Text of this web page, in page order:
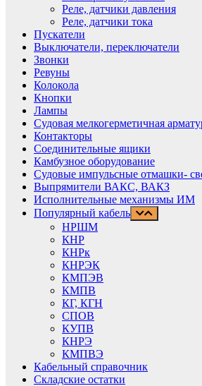
Реле, датчики давления
Реле, датчики тока
Пускатели
Выключатели, переключатели
Звонки
Ревуны
Колокола
Кнопки
Лампы
Судовая мелкогерметичная
Контакторы
Соединительные ящики
Камбузное оборудование
Судовые импульсные отмашки-
Выпрямители ВАКС, ВАКЗ
Исполнительные механизмы ИМ
Популярный кабель
НРШМ
КНР
КНРк
КНРЭК
КМПЭВ
КМПВ
КГ, КГН
СПОВ
КУПВ
КНРЭ
КМПВЭ
Кабельный справочник
Складские остатки